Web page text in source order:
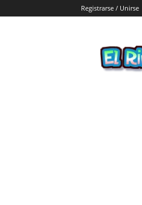
Registrarse / Unirse